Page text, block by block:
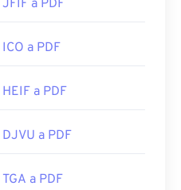
JFIF a PDF
ICO a PDF
HEIF a PDF
DJVU a PDF
TGA a PDF